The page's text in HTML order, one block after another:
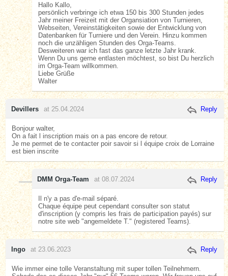
Hallo Kallo,
persönlich verbringe ich etwa 150 bis 300 Stunden jedes
Jahr meiner Freizeit mit der Organsiation von Turnieren,
Webseiten, Vereinstätigkeiten sowie der Entwicklung von
Datenbanken für Turniere und den Verein. Hinzu kommen
noch die unzähligen Stunden des Orga-Teams.
Desweiteren war ich fast das ganze letzte Jahr krank.
Wenn Du uns gerne entlasten möchtest, so bist Du herzlich
im Orga-Team willkommen.
Liebe Grüße
Walter
Devillers at 25.04.2024 Reply
Bonjour walter,
On a fait l inscription mais on a pas encore de retour.
Je me permet de te contacter poir savoir si l équipe croix de Lorraine
est bien inscrite
DMM Orga-Team at 08.07.2024 Reply
Il n'y a pas d'e-mail séparé.
Chaque équipe peut cependant consulter son statut
d'inscription (y compris les frais de participation payés) sur
notre site web "angemeldete T." (registered Teams).
Ingo at 23.06.2023 Reply
Wie immer eine tolle Veranstaltung mit super tollen Teilnehmern.